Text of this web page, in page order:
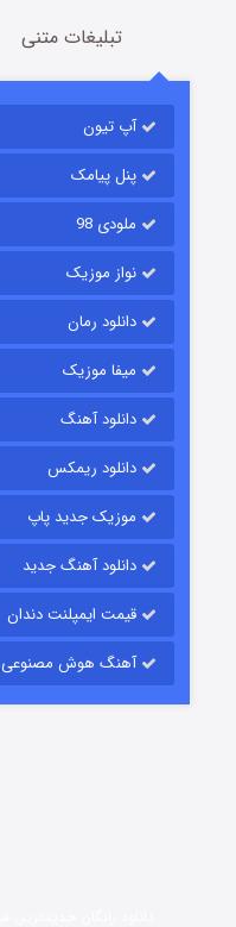
قسمت
تبلیغات متنی
آپ تیون
پنل پیامک
ملودی 98
نواز موزیک
دانلود رمان
میفا موزیک
دانلود آهنگ
دانلود ریمکس
موزیک جدید پاپ
دانلود آهنگ جدید
قیمت ایمپلنت دندان
آهنگ هوش مصنوعی